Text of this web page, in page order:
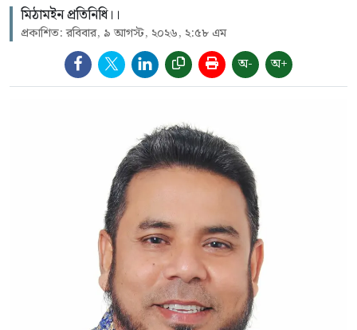
মিঠামইন প্রতিনিধি।।
প্রকাশিত: রবিবার, ৯ আগস্ট, ২০২৬, ২:৫৮ এম
অ- অ+